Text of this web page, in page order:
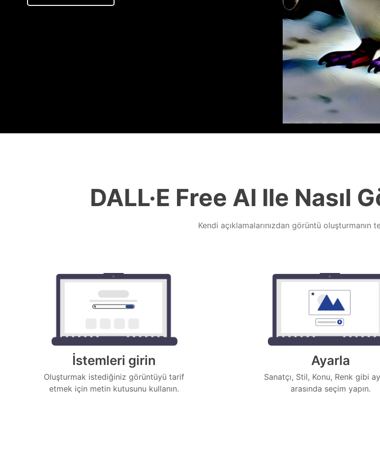
DALL·E Free AI Ile Nasıl
Kendi açıklamalarınızdan görüntü oluşturmanın
İstemleri girin
Oluşturmak istediğiniz görüntüyü tarif
etmek için metin kutusunu kullanın.
Ayarla
Sanatçı, Stil, Konu, Renk gibi
arasında seçim yapın.